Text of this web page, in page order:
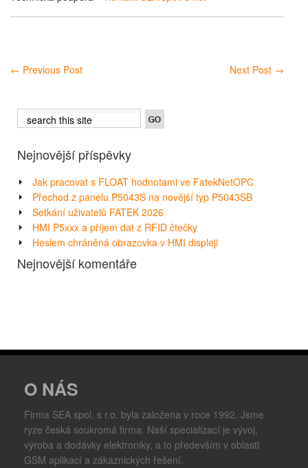
← Previous Post Next Post →
Nejnovější příspěvky
Jak pracovat s FLOAT hodnotami ve FatekNetOPC
Přechod z panelu P5043S na novější typ P5043SB
Setkání uživatelů FATEK 2026
HMI P5xxx a příjem dat z RFID čtečky
Heslem chráněná obrazovka v HMI displeji
Nejnovější komentáře
O NÁS
Firma SEA spol. s r.o. byla založena v roce 1992. Jsme
ryze česká soukromá firma. Naší specializací je vývoj,
výroba a dodávky elektroniky, a to především v oblasti
GSM aplikací a zákaznických řešení.